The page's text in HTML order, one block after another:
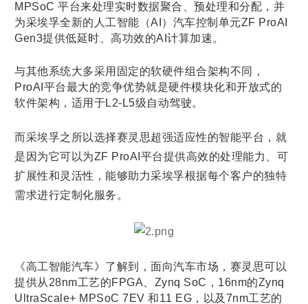
MPSoC 平台来处理实时数据聚合、预处理和分配，并
为采埃孚全新的人工智能（AI）汽车控制单元ZF ProAI
Gen3提供低延时、高功效的AI计算加速。
与其他系统大多采用固定的软硬件组合架构不同，
ProAI平台最大的竞争优势就是硬件模块化和开放式的
软件架构，适用于L2-L5级自动驾驶。
而采埃孚之所以选择赛灵思超强适应性的智能平台，就
是因为它可以为ZF ProAI平台提供高效的处理能力、可
扩展性和灵活性，能够助力采埃孚根据每个客户的独特
需求进行定制化服务。
《高工智能汽车》了解到，面向汽车市场，赛灵思可以
提供从28nm工艺的FPGA、Zynq SoC，16nm的Zynq
UltraScale+ MPSoC 7EV 和11 EG，以及7nm工艺的